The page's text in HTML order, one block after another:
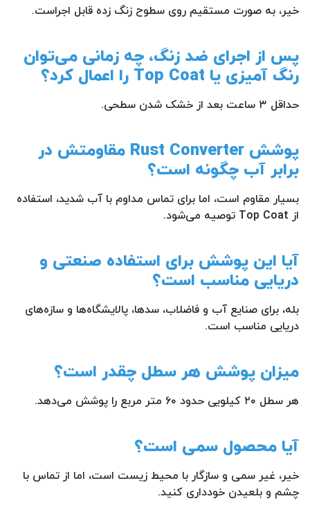
خیر، به صورت مستقیم روی سطوح زنگ زده قابل اجراست.
پس از اجرای ضد زنگ، چه زمانی می‌توان
رنگ آمیزی یا Top Coat را اعمال کرد؟
حداقل ۳ ساعت بعد از خشک شدن سطحی.
پوشش Rust Converter مقاومتش در
برابر آب چگونه است؟
بسیار مقاوم است، اما برای تماس مداوم با آب شدید، استفاده
از Top Coat توصیه می‌شود.
آیا این پوشش برای استفاده صنعتی و
دریایی مناسب است؟
بله، برای صنایع آب و فاضلاب، سدها، پالایشگاه‌ها و سازه‌های
دریایی مناسب است.
میزان پوشش هر سطل چقدر است؟
هر سطل ۲۰ کیلویی حدود ۶۰ متر مربع را پوشش می‌دهد.
آیا محصول سمی است؟
خیر، غیر سمی و سازگار با محیط زیست است، اما از تماس با
چشم و بلعیدن خودداری کنید.